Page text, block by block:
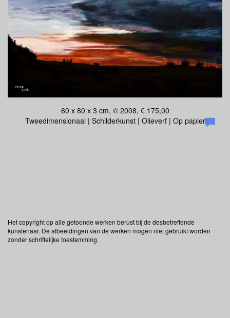
60 x 80 x 3 cm, © 2008, € 175,00
Tweedimensionaal | Schilderkunst | Olieverf | Op papier
Het copyright op alle getoonde werken berust bij de desbetreffende
kunstenaar. De afbeeldingen van de werken mogen niet gebruikt worden
zonder schriftelijke toestemming.